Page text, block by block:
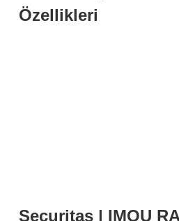
Özellikleri
Securitas | IMOU